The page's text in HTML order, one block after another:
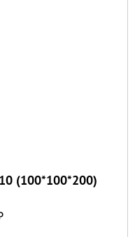
(100*100*200)